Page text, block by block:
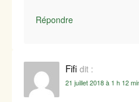
Répondre
Fifi dit :
21 juillet 2018 à 1 h 12